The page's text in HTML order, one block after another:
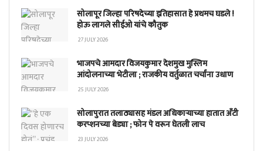
सोलापूर जिल्हा परिषदेच्या इतिहासात हे प्रथमच घडले !
होऊ लागले सीईओ यांचे कौतुक
27 JULY 2026
भाजपचे आमदार विजयकुमार देशमुख मुस्लिम
आंदोलनाच्या भेटीला ; राजकीय वर्तुळात चर्चांना उधाण
25 JULY 2026
सोलापुरात तलाठ्यासह मंडल अधिकाऱ्याच्या हातात अँटी
करप्शनच्या बेड्या ; फोन पे वरून घेतली लाच
23 JULY 2026